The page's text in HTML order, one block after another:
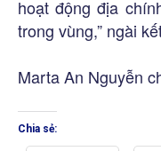
hoạt động địa
trong vùng,” ngài
Marta An Nguyễn
Chia sẻ: